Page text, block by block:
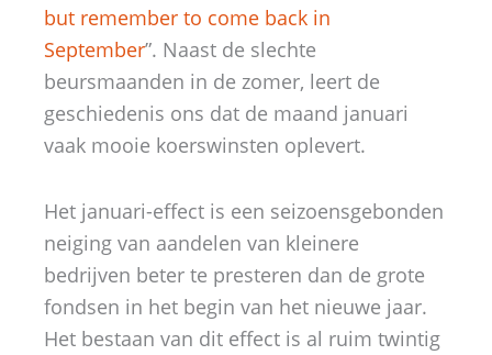
but remember to come back in
September”. Naast de slechte
beursmaanden in de zomer, leert de
geschiedenis ons dat de maand januari
vaak mooie koerswinsten oplevert.
Het januari-effect is een seizoensgebonden
neiging van aandelen van kleinere
bedrijven beter te presteren dan de grote
fondsen in het begin van het nieuwe jaar.
Het bestaan van dit effect is al ruim twintig